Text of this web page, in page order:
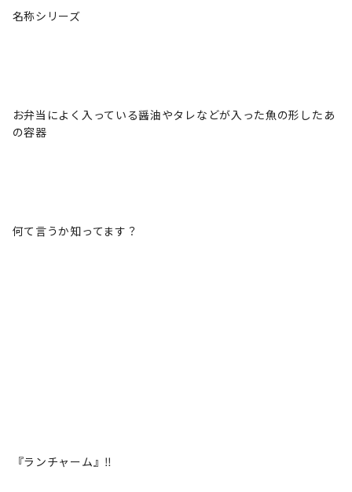
名称シリーズ
お弁当によく入っている醤油やタレなどが入った魚の形したあ
の容器
何て言うか知ってます？
『ランチャーム』‼️